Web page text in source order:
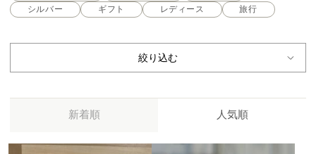
シルバー
ギフト レディース 旅行
絞り込む
新着順 人気順